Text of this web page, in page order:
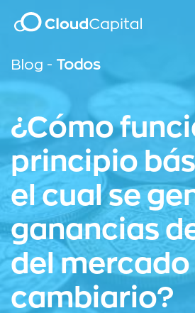
Blog - Todos
¿Cómo
principio
el cual se
ganancias
del mercado
cambiario?